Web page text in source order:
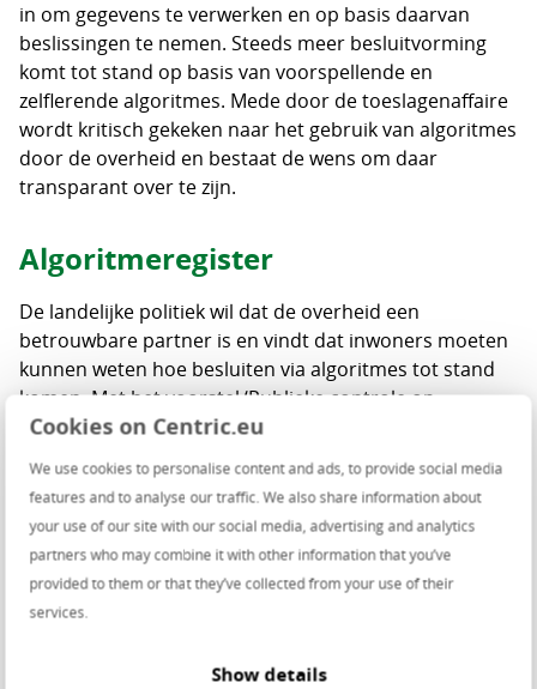
Cookies on Centric.eu
We use cookies to personalise content and ads, to provide social media
features and to analyse our traffic. We also share information about
your use of our site with our social media, advertising and analytics
partners who may combine it with other information that you’ve
provided to them or that they’ve collected from your use of their
services.
Show details
in om gegevens te verwerken en op basis daarvan
beslissingen te nemen. Steeds meer besluitvorming
komt tot stand op basis van voorspellende en
zelflerende algoritmes. Mede door de toeslagenaffaire
wordt kritisch gekeken naar het gebruik van algoritmes
door de overheid en bestaat de wens om daar
transparant over te zijn.
Algoritmeregister
De landelijke politiek wil dat de overheid een
betrouwbare partner is en vindt dat inwoners moeten
kunnen weten hoe besluiten via algoritmes tot stand
komen. Met het voorstel ‘Publieke controle op
algoritmes’, ontwikkelen de vier grootste gemeenten
gezamenlijk beleidsinstrumenten voor algoritmes.
Hieruit is het Algoritmeregister van de Nederlandse
overheid ontstaan.
Op dit moment is het voor overheden nog niet
verplicht om algoritmes te publiceren, hoewel dit een
kabinet wacht hiervoor ook op de Europese AI-